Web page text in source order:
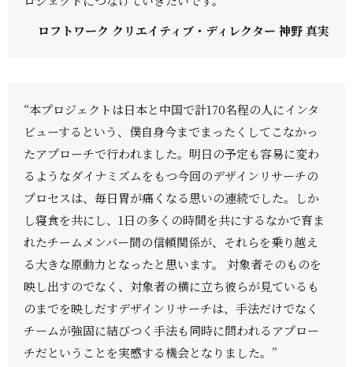
ロフトワーク クリエイティブ・ディレクター 神野 真実
“本プロジェクトは日本と中国で計170名程の人にインタ
ビューするという、僕自身今までまったくしてこなかっ
たアプローチで行われました。明日の予定も容易に変わ
るようなダイナミズムをもつ今回のデザインリサーチの
プロセスは、毎日胃が痛くなる思いの連続でした。しか
し寝食を共にし、1日の多くの時間を共にするなかで育ま
れたチームメンバー間の信頼関係が、それらを乗り越え
る大きな原動力となったと思います。 対象者そのものを
映し出すのでなく、対象者の横に立ち彼らが見ているも
のまでを映しだすデザインリサーチは、手法だけでなく
チームが強固に結びつく手法も同時に問われるアプロー
チだということを実感する機会となりました。”